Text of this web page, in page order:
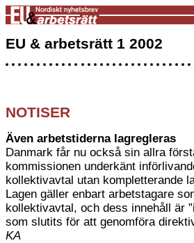
EU & arbetsrätt 1 2002
NOTISER
Även arbetstiderna lagregleras
Danmark får nu också sin allra
kommissionen underkänt
kollektivavtal utan kompletterande
Lagen gäller enbart arbetstagare
kollektivavtal, och dess innehåll är
som slutits för att genomföra
KA